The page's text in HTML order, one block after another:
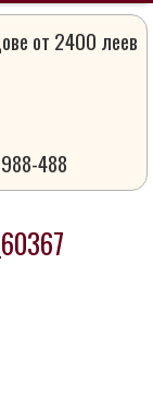
от 2400 леев
488